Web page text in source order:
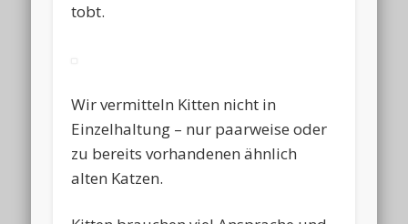
tobt.
Wir vermitteln Kitten nicht in
Einzelhaltung – nur paarweise oder
zu bereits vorhandenen ähnlich
alten Katzen.